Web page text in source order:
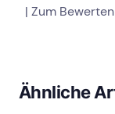
| Zum
Ähnliche